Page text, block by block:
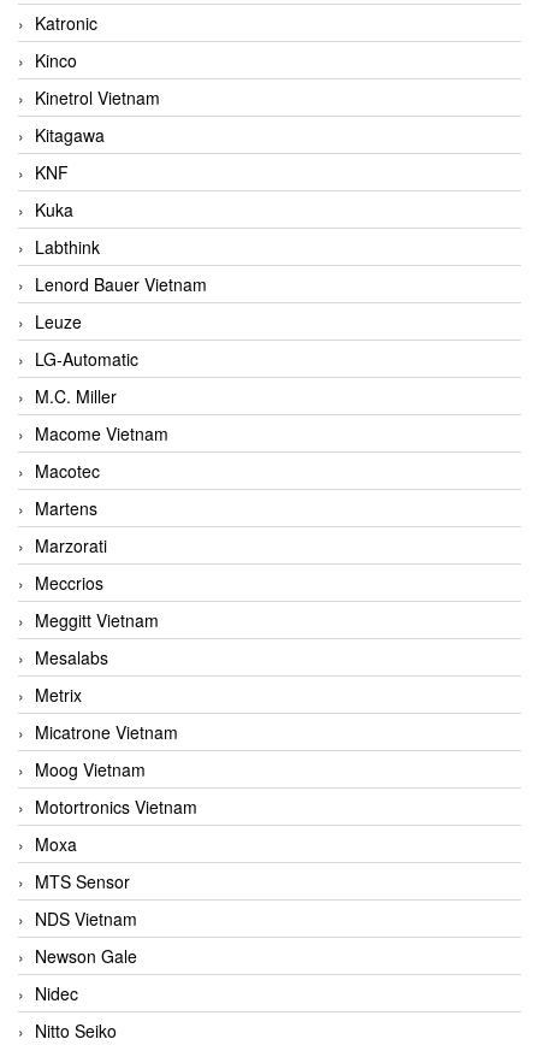
Katronic
Kinco
Kinetrol Vietnam
Kitagawa
KNF
Kuka
Labthink
Lenord Bauer Vietnam
Leuze
LG-Automatic
M.C. Miller
Macome Vietnam
Macotec
Martens
Marzorati
Meccrios
Meggitt Vietnam
Mesalabs
Metrix
Micatrone Vietnam
Moog Vietnam
Motortronics Vietnam
Moxa
MTS Sensor
NDS Vietnam
Newson Gale
Nidec
Nitto Seiko